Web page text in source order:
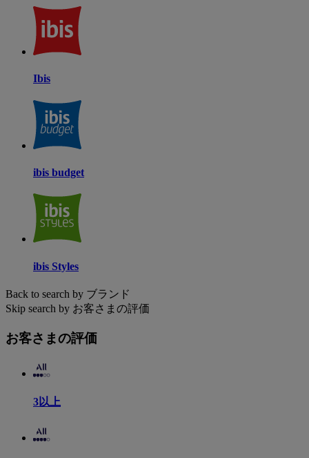
Ibis
ibis budget
ibis Styles
Back to search by ブランド
Skip search by お客さまの評価
お客さまの評価
3以上